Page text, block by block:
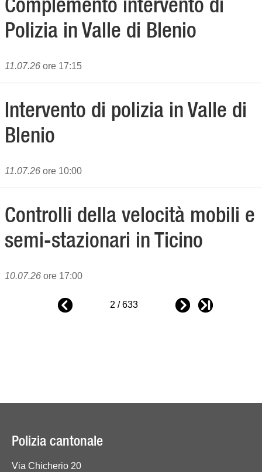
Polizia in Valle di Blenio
11.07.26 ore 17:15
Intervento di polizia in Valle di
Blenio
11.07.26 ore 10:00
Controlli della velocità mobili e
semi-stazionari in Ticino
10.07.26 ore 17:00
2 / 633
Polizia cantonale
Via Chicherio 20